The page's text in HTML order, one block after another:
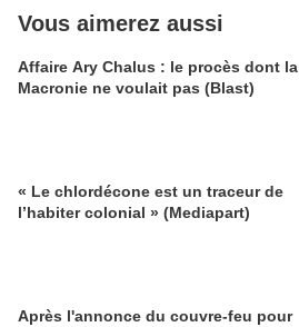
Vous aimerez aussi
Affaire Ary Chalus : le procès dont la
Macronie ne voulait pas (Blast)
« Le chlordécone est un traceur de
l’habiter colonial » (Mediapart)
Après l'annonce du couvre-feu pour